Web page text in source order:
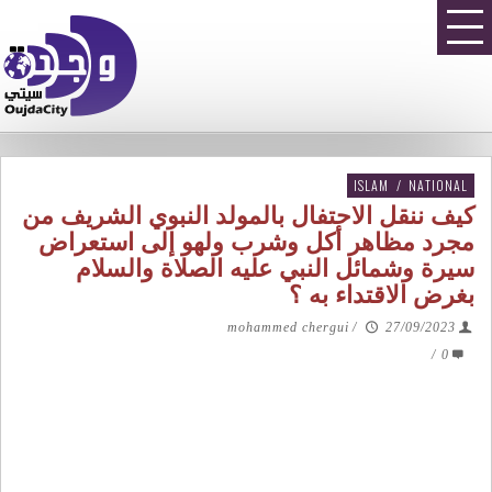
ISLAM / NATIONAL
كيف ننقل الاحتفال بالمولد النبوي الشريف من
مجرد مظاهر أكل وشرب ولهو إلى استعراض
سيرة وشمائل النبي عليه الصلاة والسلام
بغرض الاقتداء به ؟
mohammed chergui /
27/09/2023
0
/